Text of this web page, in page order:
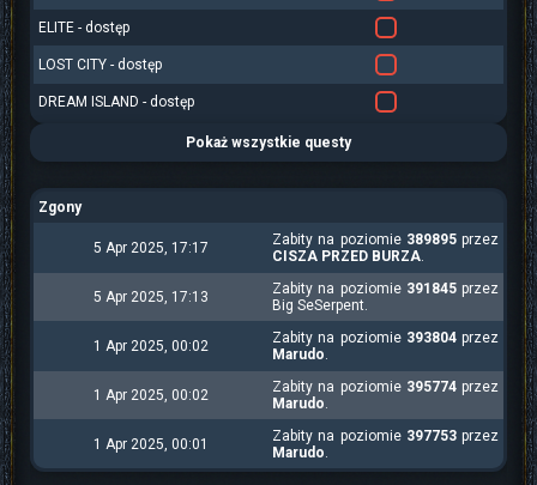
ELITE - dostęp
LOST CITY - dostęp
DREAM ISLAND - dostęp
Pokaż wszystkie questy
Zgony
5 Apr 2025, 17:17 Zabity na poziomie 389895przez
CISZA PRZED BURZA.
5 Apr 2025, 17:13 Zabity na poziomie 391845przez
Big SeSerpent.
1 Apr 2025, 00:02 Zabity na poziomie 393804przez
Marudo.
1 Apr 2025, 00:02 Zabity na poziomie 395774przez
Marudo.
1 Apr 2025, 00:01 Zabity na poziomie 397753przez
Marudo.